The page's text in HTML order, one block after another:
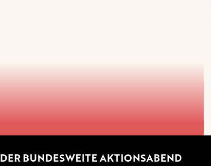
DER BUNDESWEITE AKTIONSABEND